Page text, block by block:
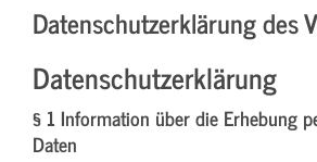
Datenschutzerklärung des
Datenschutzerklärung
§ 1 Information über die Erhebung
Daten